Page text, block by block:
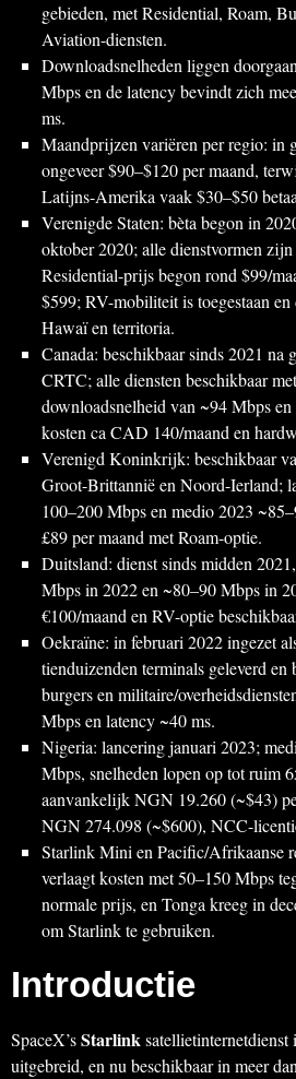
gebieden, met Residential, Roam,
Aviation-diensten.
Downloadsnelheden liggen
Mbps en de latency bevindt zich
ms.
Maandprijzen variëren per regio: in
ongeveer $90–$120 per maand,
Latijns-Amerika vaak $30–$50
Verenigde Staten: bèta begon in
oktober 2020; alle dienstvormen
Residential-prijs begon rond $99/
$599; RV-mobiliteit is toegestaan
Hawaï en territoria.
Canada: beschikbaar sinds 2021 na
CRTC; alle diensten beschikbaar
downloadsnelheid van ~94 Mbps
kosten ca CAD 140/maand en
Verenigd Koninkrijk: beschikbaar
Groot-Brittannië en Noord-Ierland;
100–200 Mbps en medio 2023
£89 per maand met Roam-optie.
Duitsland: dienst sinds midden
Mbps in 2022 en ~80–90 Mbps in
€100/maand en RV-optie
Oekraïne: in februari 2022 ingezet
tienduizenden terminals geleverd
burgers en militaire/
Mbps en latency ~40 ms.
Nigeria: lancering januari 2023;
Mbps, snelheden lopen op tot ruim
aanvankelijk NGN 19.260 (~$43)
NGN 274.098 (~$600), NCC-
Starlink Mini en Pacific/Afrikaanse
verlaagt kosten met 50–150 Mbps
normale prijs, en Tonga kreeg in
om Starlink te gebruiken.
Introductie
SpaceX’sStarlink
uitgebreid, en nu beschikbaar in meer